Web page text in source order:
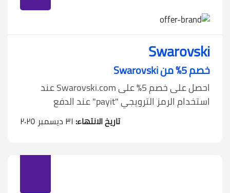
Swarovski
خصم 5٪ من Swarovski
احصل على خصم 5٪ على Swarovski.com عند
استخدام الرمز الترويجي "payit" عند الدفع
تاريخ الانتهاء: ٣١ ديسمبر ٢٠٢٥